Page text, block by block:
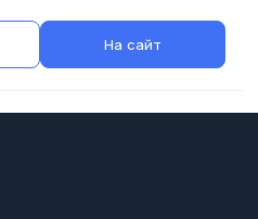
На сайт